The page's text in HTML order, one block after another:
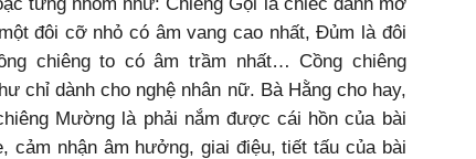
đôi cỡ nhỏ có âm vang cao nhất, Đủm là đôi
chiêng to có âm trầm nhất… Cồng chiêng
chỉ dành cho nghệ nhân nữ. Bà Hằng cho hay,
Mường là phải nắm được cái hồn của bài
cảm nhận âm hưởng, giai điệu, tiết tấu của bài